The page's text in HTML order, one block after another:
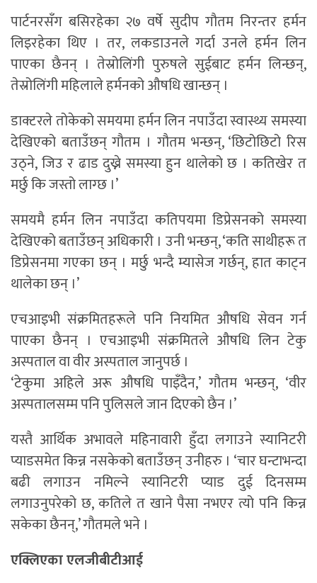
पार्टनरसँग बसिरहेका २७ वर्षे सुदीप गौतम निरन्तर हर्मन
लिइरहेका थिए । तर, लकडाउनले गर्दा उनले हर्मन लिन
पाएका छैनन् । तेस्रोलिंगी पुरुषले सुईबाट हर्मन लिन्छन्,
तेस्रोलिंगी महिलाले हर्मनको औषधि खान्छन् ।
डाक्टरले तोकेको समयमा हर्मन लिन नपाउँदा स्वास्थ्य समस्या
देखिएको बताउँछन् गौतम । गौतम भन्छन्, ‘छिटोछिटो रिस
उठ्ने, जिउ र ढाड दुख्ने समस्या हुन थालेको छ । कतिखेर त
मर्छु कि जस्तो लाग्छ ।’
समयमै हर्मन लिन नपाउँदा कतिपयमा डिप्रेसनको समस्या
देखिएको बताउँछन् अधिकारी । उनी भन्छन्, ‘कति साथीहरू त
डिप्रेसनमा गएका छन् । मर्छु भन्दै म्यासेज गर्छन्, हात काट्न
थालेका छन् ।’
एचआइभी संक्रमितहरूले पनि नियमित औषधि सेवन गर्न
पाएका छैनन् । एचआइभी संक्रमितले औषधि लिन टेकु
अस्पताल वा वीर अस्पताल जानुपर्छ ।
‘टेकुमा अहिले अरू औषधि पाइँदैन,’ गौतम भन्छन्, ‘वीर
अस्पतालसम्म पनि पुलिसले जान दिएको छैन ।’
यस्तै आर्थिक अभावले महिनावारी हुँदा लगाउने स्यानिटरी
प्याडसमेत किन्न नसकेको बताउँछन् उनीहरु । ‘चार घन्टाभन्दा
बढी लगाउन नमिल्ने स्यानिटरी प्याड दुई दिनसम्म
लगाउनुपरेको छ, कतिले त खाने पैसा नभएर त्यो पनि किन्न
सकेका छैनन्,’ गौतमले भने ।
एक्लिएका एलजीबीटीआई